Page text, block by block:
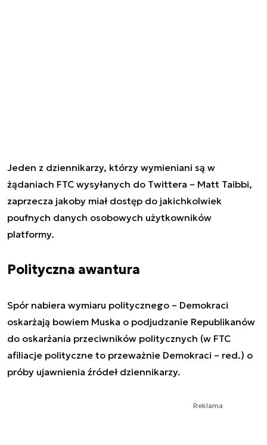
Jeden z dziennikarzy, którzy wymieniani są w
żądaniach FTC wysyłanych do Twittera – Matt Taibbi,
zaprzecza jakoby miał dostęp do jakichkolwiek
poufnych danych osobowych użytkowników
platformy.
Polityczna awantura
Spór nabiera wymiaru politycznego – Demokraci
oskarżają bowiem Muska o podjudzanie Republikanów
do oskarżania przeciwników politycznych (w FTC
afiliacje polityczne to przeważnie Demokraci – red.) o
próby ujawnienia źródeł dziennikarzy.
Reklama